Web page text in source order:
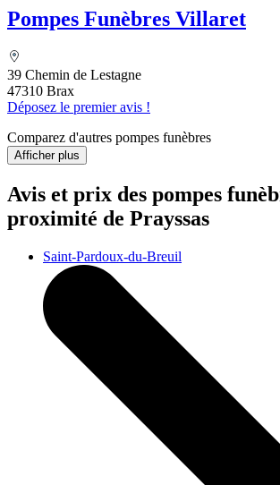
Pompes Funèbres Villaret
39 Chemin de Lestagne
47310 Brax
Déposez le premier avis !
Comparez d'autres pompes funèbres
Afficher plus
Avis et prix des pompes
proximité de Prayssas
Saint-Pardoux-du-Breuil